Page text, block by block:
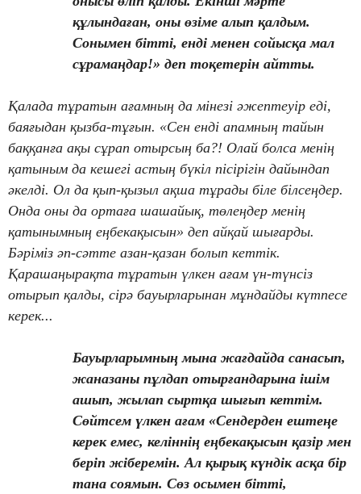
құлындаған, оны өзіме алып қалдым.
Сонымен бітті, енді менен сойысқа мал
сұрамаңдар!» деп тоқетерін айтты.
Қалада тұратын ағамның да мінезі әжептеуір еді,
баяғыдан қызба-тұғын. «Сен енді апамның тайын
баққанға ақы сұрап отырсың ба?! Олай болса менің
қатыным да кешегі астың бүкіл пісірігін дайындап
әкелді. Ол да қып-қызыл ақша тұрады біле білсеңдер.
Онда оны да ортаға шашайық, төлеңдер менің
қатынымның еңбекақысын» деп айқай шығарды.
Бәріміз әп-сәтте азан-қазан болып кеттік.
Қарашаңырақта тұратын үлкен ағам үн-түнсіз
отырып қалды, сірә бауырларынан мұндайды күтпесе
керек...
Бауырларымның мына жағдайда санасып,
жаназаны пұлдап отырғандарына ішім
ашып, жылап сыртқа шығып кеттім.
Сөйтсем үлкен ағам «Сендерден ештеңе
керек емес, келіннің еңбекақысын қазір мен
беріп жіберемін. Ал қырық күндік асқа бір
тана соямын. Сөз осымен бітті,